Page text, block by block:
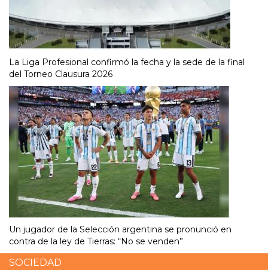
La Liga Profesional confirmó la fecha y la sede de la final
del Torneo Clausura 2026
Un jugador de la Selección argentina se pronunció en
contra de la ley de Tierras: “No se venden”
SOCIEDAD